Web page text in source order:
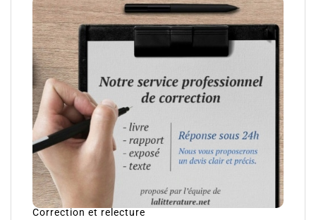
Correction et relecture